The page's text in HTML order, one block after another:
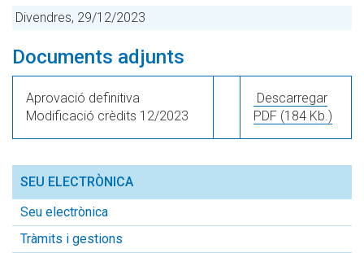
Divendres, 29/12/2023
Documents adjunts
Aprovació definitiva
Modificació crèdits 12/2023
Descarregar
PDF (184 Kb.)
SEU ELECTRÒNICA
Seu electrònica
Tràmits i gestions